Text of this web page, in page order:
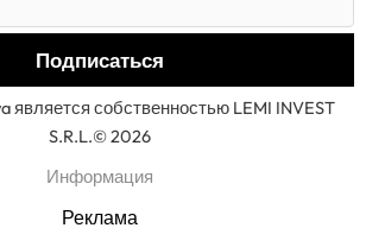
является собственностью LEMI INVEST
S.R.L.© 2026
Информация
Реклама